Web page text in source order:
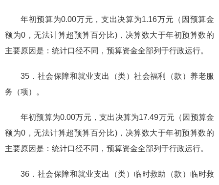
年初预算为0.00万元，支出决算为1.16万元（因预算金
额为0，无法计算超预算百分比)，决算数大于年初预算数的
主要原因是：统计口径不同，预算资金全部列于行政运行。
35．社会保障和就业支出（类）社会福利（款）养老服
务（项）。
年初预算为0.00万元，支出决算为17.49万元（因预算金
额为0，无法计算超预算百分比)，决算数大于年初预算数的
主要原因是：统计口径不同，预算资金全部列于行政运行。
36．社会保障和就业支出（类）临时救助（款）临时救